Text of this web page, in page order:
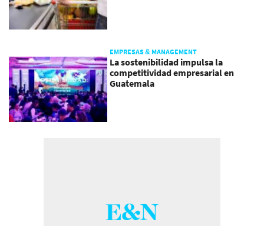
EMPRESAS & MANAGEMENT
La sostenibilidad impulsa la
competitividad empresarial en
Guatemala